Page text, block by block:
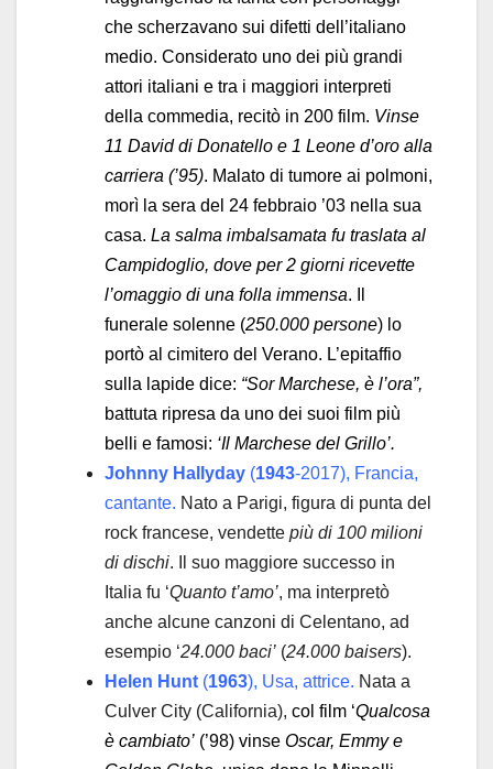
che scherzavano sui difetti dell’italiano
medio. Considerato uno dei più grandi
attori italiani e tra i maggiori interpreti
della commedia, recitò in 200 film. Vinse
11 David di Donatello e 1 Leone d’oro alla
carriera (’95). Malato di tumore ai polmoni,
morì la sera del 24 febbraio ’03 nella sua
casa. La salma imbalsamata fu traslata al
Campidoglio, dove per 2 giorni ricevette
l’omaggio di una folla immensa. Il
funerale solenne (250.000 persone) lo
portò al cimitero del Verano. L’epitaffio
sulla lapide dice: “Sor Marchese, è l’ora”,
battuta ripresa da uno dei suoi film più
belli e famosi: ‘Il Marchese del Grillo’.
Johnny Hallyday (1943-2017), Francia,
cantante. Nato a Parigi, figura di punta del
rock francese, vendette più di 100 milioni
di dischi. Il suo maggiore successo in
Italia fu ‘Quanto t’amo’, ma interpretò
anche alcune canzoni di Celentano, ad
esempio ‘24.000 baci’ (24.000 baisers).
Helen Hunt (1963), Usa, attrice. Nata a
Culver City (California), col film ‘Qualcosa
è cambiato’ (’98) vinse Oscar, Emmy e